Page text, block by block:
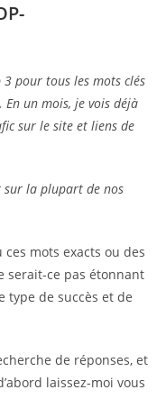
3 pour tous les mots clés
En un mois, je vois déjà
sur le site et liens de
sur la plupart de nos
mots exacts ou des
serait-ce pas étonnant
type de succès et de
de réponses, et
laissez-moi vous